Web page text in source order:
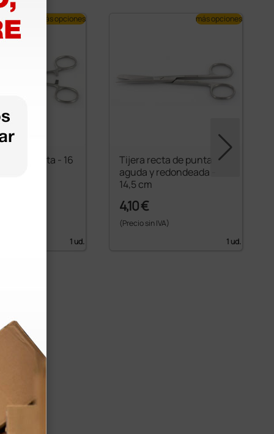
recta - 16
1 ud.
más opciones
Tijera recta de punta
aguda y redondeada -
14,5 cm
4,10 €
(Precio sin IVA)
1 ud.
más opciones